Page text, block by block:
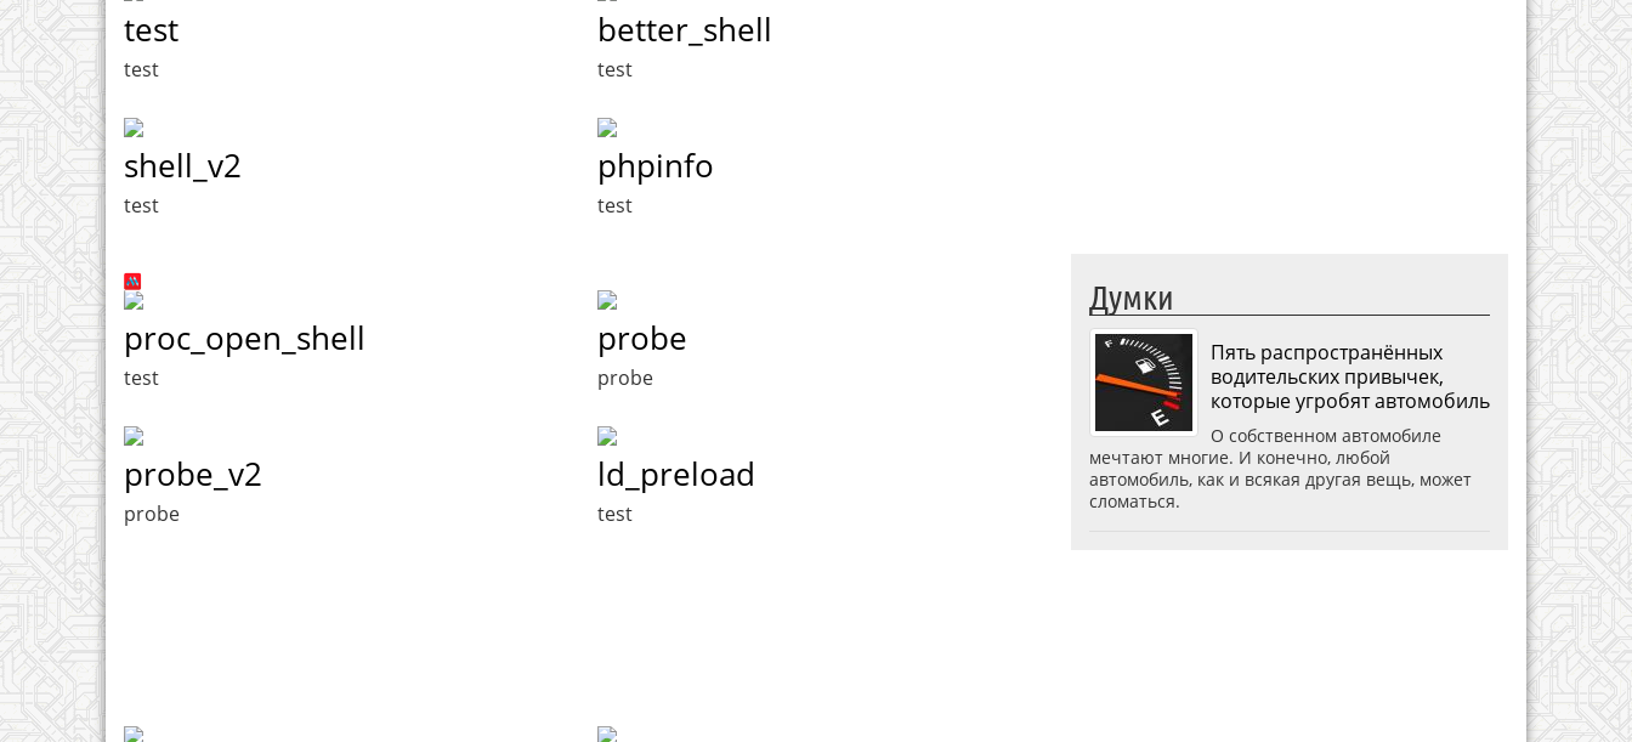
test
test
better_shell
test
shell_v2
test
phpinfo
test
proc_open_shell
test
probe
probe
probe_v2
probe
ld_preload
test
Думки
Пять распространённых
водительских привычек,
которые угробят автомобиль
О собственном автомобиле
мечтают многие. И конечно, любой
автомобиль, как и всякая другая вещь, может
сломаться.